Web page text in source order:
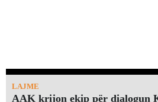
LAJME
AAK krijon ekip për dialogun